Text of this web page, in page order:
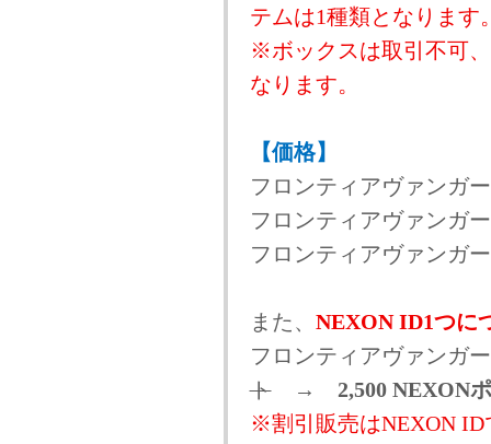
テムは1種類となります
※ボックスは取引不可
なります。
【価格】
フロンティアヴァンガ
フロンティアヴァンガ
フロンティアヴァンガ
また、 NEXON ID1つに
フロンティアヴァンガ
ト→ 2,500 NEXON
※割引販売はNEXON ID